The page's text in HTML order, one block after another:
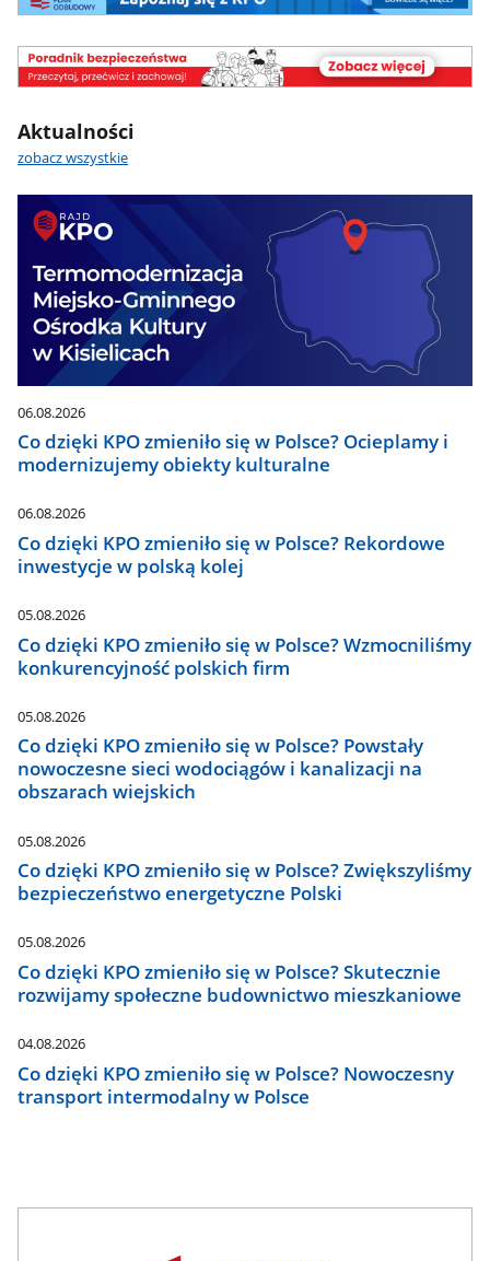
społeczne
KPO
poradnik
bezpieczeństwa
Aktualności
zobacz wszystkie
06.08.2026
Co dzięki KPO zmieniło się w Polsce? Ocieplamy i
modernizujemy obiekty kulturalne
06.08.2026
Co dzięki KPO zmieniło się w Polsce? Rekordowe
inwestycje w polską kolej
05.08.2026
Co dzięki KPO zmieniło się w Polsce? Wzmocniliśmy
konkurencyjność polskich firm
05.08.2026
Co dzięki KPO zmieniło się w Polsce? Powstały
nowoczesne sieci wodociągów i kanalizacji na
obszarach wiejskich
05.08.2026
Co dzięki KPO zmieniło się w Polsce? Zwiększyliśmy
bezpieczeństwo energetyczne Polski
05.08.2026
Co dzięki KPO zmieniło się w Polsce? Skutecznie
rozwijamy społeczne budownictwo mieszkaniowe
04.08.2026
Co dzięki KPO zmieniło się w Polsce? Nowoczesny
transport intermodalny w Polsce